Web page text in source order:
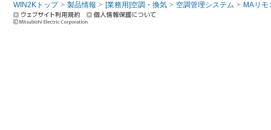
WIN2Kトップ 製品情報 [業務用]空調・換気 空調管理システム MAリモ